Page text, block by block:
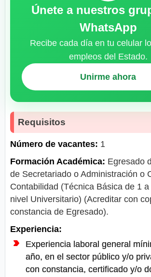
Únete a nuestros
WhatsApp
Recibe cada día en tu celular
empleos del Estado.
Unirme ahora
Requisitos
Número de vacantes: 1
Formación Académica: Egresado
de Secretariado o Administración o
Contabilidad (Técnica Básica de 1
nivel Universitario) (Acreditar con
constancia de Egresado).
Experiencia:
Experiencia laboral general
año, en el sector público y/o
con constancia, certificado y/o